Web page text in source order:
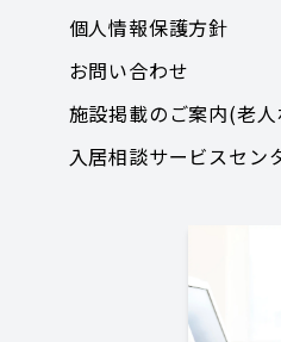
個人情報保護方針
お問い合わせ
施設掲載のご案内(老
入居相談サービスセン